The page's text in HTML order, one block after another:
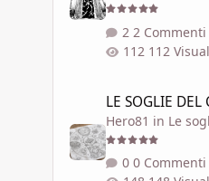
2 Commenti
112
LE SOGLIE DEL
Hero81 in Le
0 Commenti